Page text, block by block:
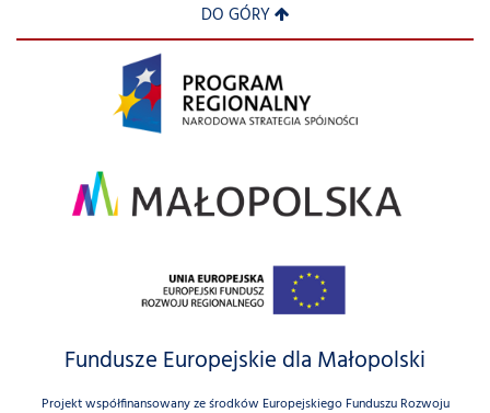
DO GÓRY
Fundusze Europejskie dla Małopolski
Projekt współfinansowany ze środków Europejskiego Funduszu Rozwoju